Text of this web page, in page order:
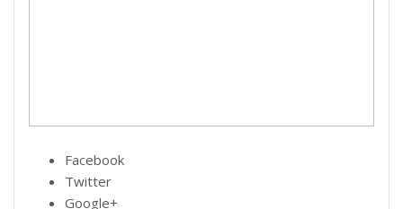
Facebook
Twitter
Google+